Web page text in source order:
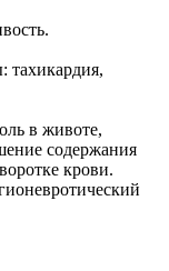
тахикардия,
в животе,
содержания
крови.